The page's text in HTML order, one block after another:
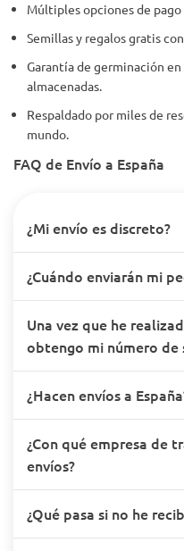
Múltiples opciones de
Semillas y regalos gratis
Garantía de germinación
almacenadas.
Respaldado por miles de
mundo.
FAQ de Envío a España
¿Mi envío es discreto?
¿Cuándo enviarán mi
Una vez que he
obtengo mi número de
¿Hacen envíos a
¿Con qué empresa de
envíos?
¿Qué pasa si no he